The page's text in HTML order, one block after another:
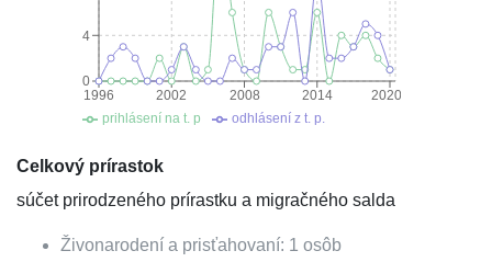
1996 2002 2008 2014 2020
0
4
prihlásení na t. p odhlásení z t. p.
Celkový prírastok
súčet prirodzeného prírastku a migračného salda
Živonarodení a prisťahovaní: 1 osôb